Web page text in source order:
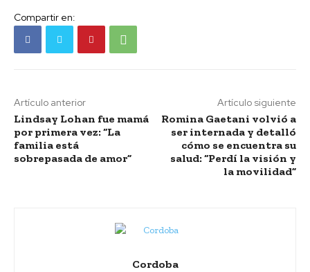
Compartir en:
Artículo anterior
Lindsay Lohan fue mamá
por primera vez: “La
familia está
sobrepasada de amor”
Artículo siguiente
Romina Gaetani volvió a
ser internada y detalló
cómo se encuentra su
salud: “Perdí la visión y
la movilidad”
Cordoba